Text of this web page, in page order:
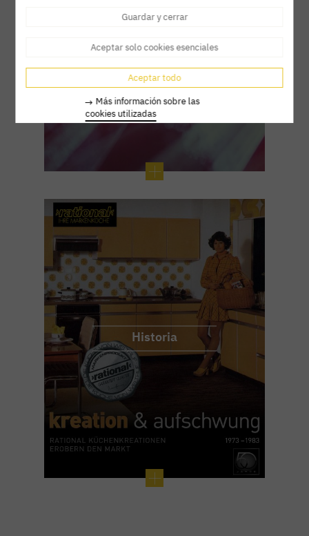
Historia
Guardar y cerrar
Aceptar solo cookies esenciales
Aceptar todo
Más información sobre las
cookies utilizadas